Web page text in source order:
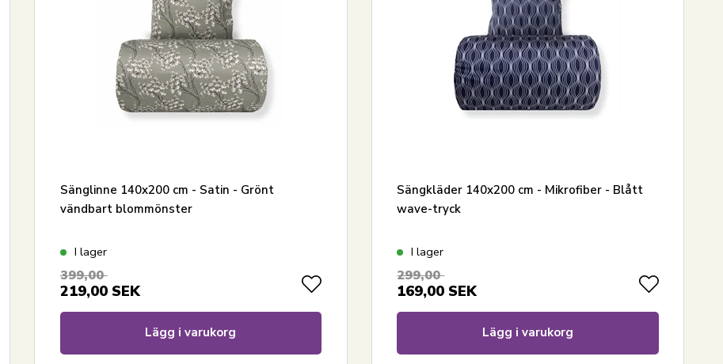
Sänglinne 140x200 cm - Satin - Grönt
vändbart blommönster
I lager
399,00
219,00 SEK
Lägg i varukorg
Sängkläder 140x200 cm - Mikrofiber - Blått
wave-tryck
I lager
299,00
169,00 SEK
Lägg i varukorg